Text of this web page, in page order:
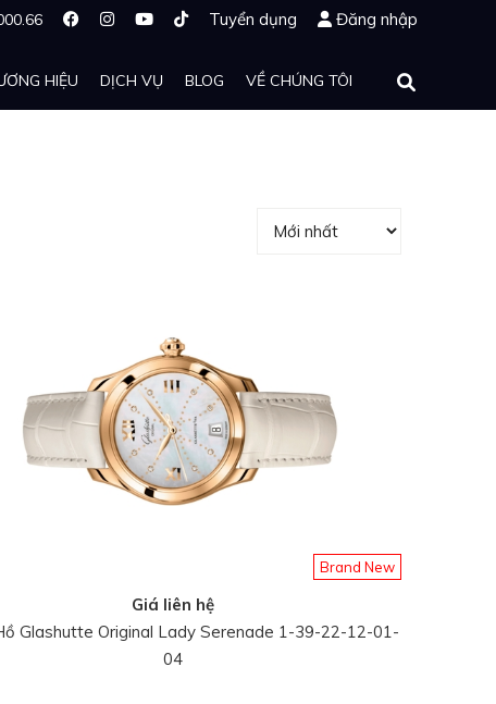
Tuyển dụng Đăng nhập
HIỆU DỊCH VỤ BLOG VỀ CHÚNG TÔI
Brand New
Giá liên hệ
Glashutte Original Lady Serenade 1-39-22-12-01-
04